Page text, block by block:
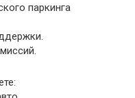
паркинга